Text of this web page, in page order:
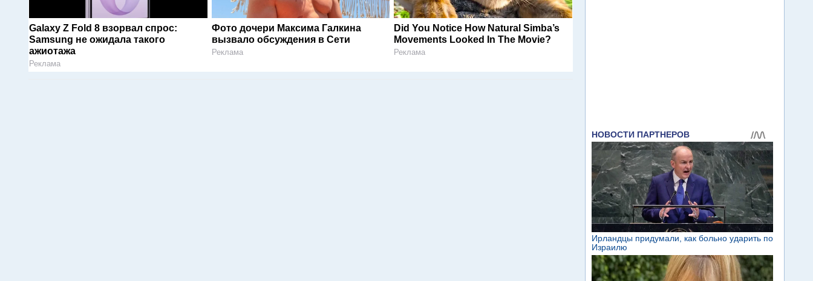
Galaxy Z Fold 8 взорвал спрос:
Samsung не ожидала такого
ажиотажа
Реклама
Фото дочери Максима Галкина
вызвало обсуждения в Сети
Реклама
Did You Notice How Natural Simba’s
Movements Looked In The Movie?
Реклама